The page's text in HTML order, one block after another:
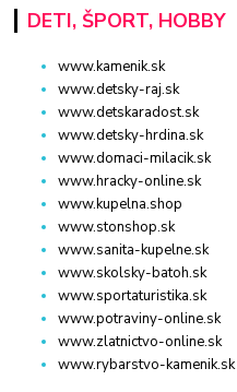
DETI, ŠPORT, HOBBY
www.kamenik.sk
www.detsky-raj.sk
www.detskaradost.sk
www.detsky-hrdina.sk
www.domaci-milacik.sk
www.hracky-online.sk
www.kupelna.shop
www.stonshop.sk
www.sanita-kupelne.sk
www.skolsky-batoh.sk
www.sportaturistika.sk
www.potraviny-online.sk
www.zlatnictvo-online.sk
www.rybarstvo-kamenik.sk